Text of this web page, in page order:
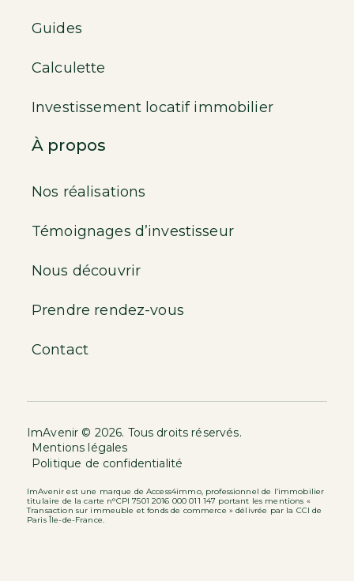
Guides
Calculette
Investissement locatif immobilier
À propos
Nos réalisations
Témoignages d’investisseur
Nous découvrir
Prendre rendez-vous
Contact
ImAvenir © 2026. Tous droits réservés.
Mentions légales
Politique de confidentialité
ImAvenir est une marque de Access4immo, professionnel de l’immobilier
titulaire de la carte n°CPI 7501 2016 000 011 147 portant les mentions «
Transaction sur immeuble et fonds de commerce » délivrée par la CCI de
Paris Île-de-France.